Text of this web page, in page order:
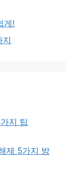
게!
지
지 팁
제 5가지 방